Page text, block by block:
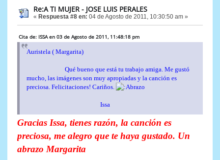
Re:A TI MUJER - JOSE LUIS PERALES
« Respuesta #8 en: 04 de Agosto de 2011, 10:30:50 am »
Cita de: ISSA en 03 de Agosto de 2011, 11:48:18 pm
Auristela ( Margarita)
Qué bueno que está tu trabajo amiga. Me gustó
mucho, las imágenes son muy apropiadas y la canción es
preciosa. Felicitaciones! Cariños.
Issa
Gracias Issa, tienes razón, la canción es
preciosa, me alegro que te haya gustado. Un
abrazo Margarita